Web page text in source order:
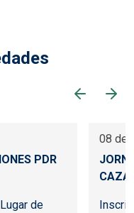
PDR
de
08 de
CAZA